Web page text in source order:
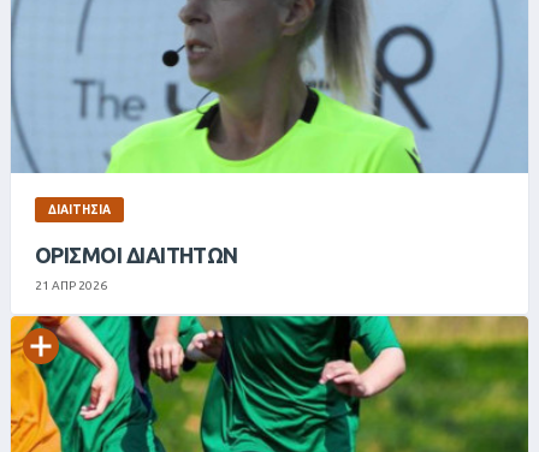
ΔΙΑΙΤΗΣΊΑ
ΟΡΙΣΜΟΊ ΔΙΑΙΤΗΤΏΝ
21 ΑΠΡ 2026